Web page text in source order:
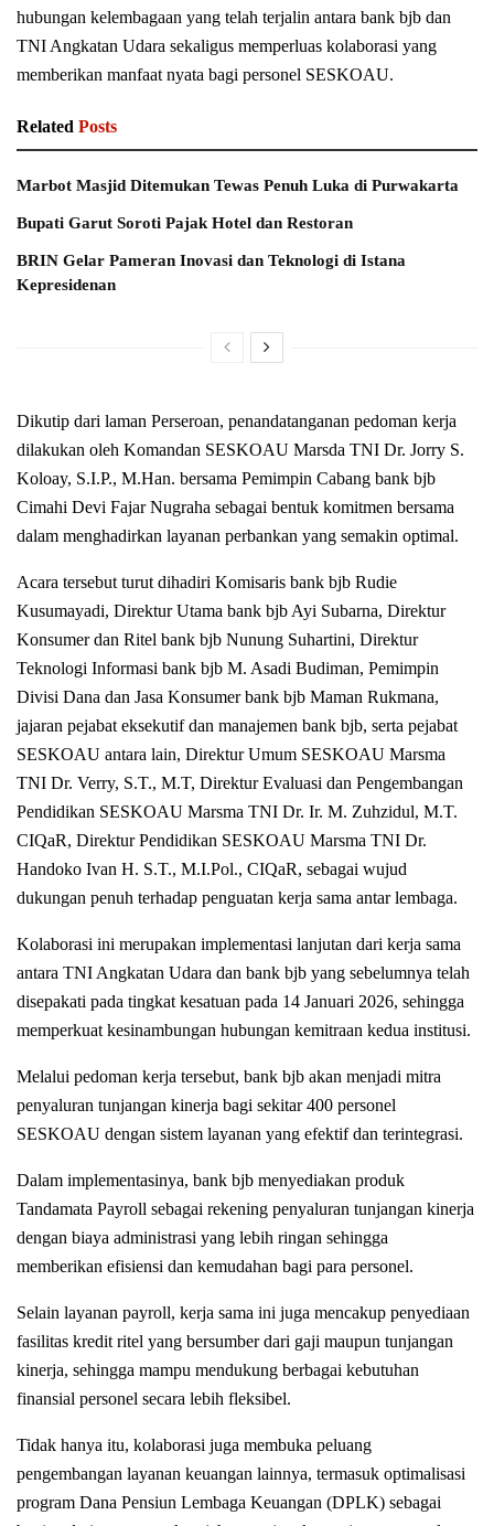
hubungan kelembagaan yang telah terjalin antara bank bjb dan
TNI Angkatan Udara sekaligus memperluas kolaborasi yang
memberikan manfaat nyata bagi personel SESKOAU.
Related Posts
Marbot Masjid Ditemukan Tewas Penuh Luka di Purwakarta
Bupati Garut Soroti Pajak Hotel dan Restoran
BRIN Gelar Pameran Inovasi dan Teknologi di Istana
Kepresidenan
Dikutip dari laman Perseroan, penandatanganan pedoman kerja
dilakukan oleh Komandan SESKOAU Marsda TNI Dr. Jorry S.
Koloay, S.I.P., M.Han. bersama Pemimpin Cabang bank bjb
Cimahi Devi Fajar Nugraha sebagai bentuk komitmen bersama
dalam menghadirkan layanan perbankan yang semakin optimal.
Acara tersebut turut dihadiri Komisaris bank bjb Rudie
Kusumayadi, Direktur Utama bank bjb Ayi Subarna, Direktur
Konsumer dan Ritel bank bjb Nunung Suhartini, Direktur
Teknologi Informasi bank bjb M. Asadi Budiman, Pemimpin
Divisi Dana dan Jasa Konsumer bank bjb Maman Rukmana,
jajaran pejabat eksekutif dan manajemen bank bjb, serta pejabat
SESKOAU antara lain, Direktur Umum SESKOAU Marsma
TNI Dr. Verry, S.T., M.T, Direktur Evaluasi dan Pengembangan
Pendidikan SESKOAU Marsma TNI Dr. Ir. M. Zuhzidul, M.T.
CIQaR, Direktur Pendidikan SESKOAU Marsma TNI Dr.
Handoko Ivan H. S.T., M.I.Pol., CIQaR, sebagai wujud
dukungan penuh terhadap penguatan kerja sama antar lembaga.
Kolaborasi ini merupakan implementasi lanjutan dari kerja sama
antara TNI Angkatan Udara dan bank bjb yang sebelumnya telah
disepakati pada tingkat kesatuan pada 14 Januari 2026, sehingga
memperkuat kesinambungan hubungan kemitraan kedua institusi.
Melalui pedoman kerja tersebut, bank bjb akan menjadi mitra
penyaluran tunjangan kinerja bagi sekitar 400 personel
SESKOAU dengan sistem layanan yang efektif dan terintegrasi.
Dalam implementasinya, bank bjb menyediakan produk
Tandamata Payroll sebagai rekening penyaluran tunjangan kinerja
dengan biaya administrasi yang lebih ringan sehingga
memberikan efisiensi dan kemudahan bagi para personel.
Selain layanan payroll, kerja sama ini juga mencakup penyediaan
fasilitas kredit ritel yang bersumber dari gaji maupun tunjangan
kinerja, sehingga mampu mendukung berbagai kebutuhan
finansial personel secara lebih fleksibel.
Tidak hanya itu, kolaborasi juga membuka peluang
pengembangan layanan keuangan lainnya, termasuk optimalisasi
program Dana Pensiun Lembaga Keuangan (DPLK) sebagai